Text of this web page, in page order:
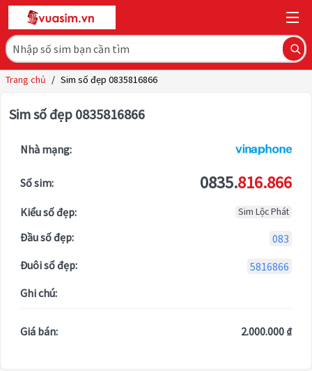
Trang chủ / Sim số đẹp 0835816866
Sim số đẹp 0835816866
Nhà mạng:
Số sim: 0835.816.866
Kiểu số đẹp: Sim Lộc Phát
Đầu số đẹp:
083
Đuôi số đẹp:
5816866
Ghi chú:
Giá bán: 2.000.000 ₫